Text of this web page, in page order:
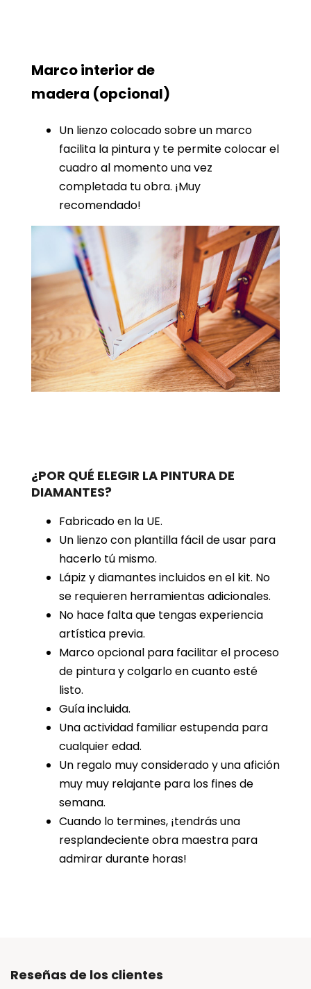
Marco interior de
madera (opcional)
Un lienzo colocado sobre un marco
facilita la pintura y te permite colocar el
cuadro al momento una vez
completada tu obra. ¡Muy
recomendado!
¿POR QUÉ ELEGIR LA PINTURA DE
DIAMANTES?
Fabricado en la UE.
Un lienzo con plantilla fácil de usar para
hacerlo tú mismo.
Lápiz y diamantes incluidos en el kit. No
se requieren herramientas adicionales.
No hace falta que tengas experiencia
artística previa.
Marco opcional para facilitar el proceso
de pintura y colgarlo en cuanto esté
listo.
Guía incluida.
Una actividad familiar estupenda para
cualquier edad.
Un regalo muy considerado y una afición
muy muy relajante para los fines de
semana.
Cuando lo termines, ¡tendrás una
resplandeciente obra maestra para
admirar durante horas!
Reseñas de los clientes